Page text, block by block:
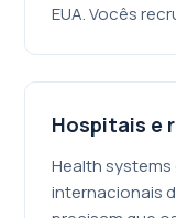
EUA. Vocês
Hospitais e
Health
internacionais